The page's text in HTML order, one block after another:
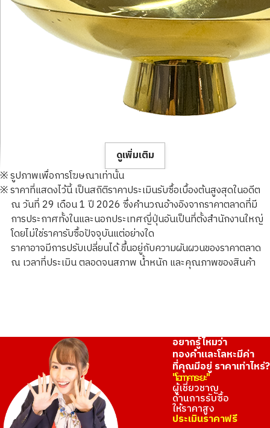
24K gold cup
188.5g
ราคารับซื้ออ้างอิง
ดูเพิ่มเติม
※ รูปภาพเพื่อการโฆษณาเท่านั้น
※ ราคาที่แสดงไว้นี้ เป็นสถิติราคาประเมินรับซื้อเบื้องต้นสูงสุดในอดีต
ณ วันที่ 29 เดือน 1 ปี 2026 ซึ่งคำนวณอ้างอิงจากราคาตลาดที่มี
การประกาศทั้งในและนอกประเทศญี่ปุ่นอันเป็นที่ตั้งสำนักงานใหญ่
โดยไม่ใช่ราคารับซื้อปัจจุบันแต่อย่างใด
ราคาอาจมีการปรับเปลี่ยนได้ ขึ้นอยู่กับความผันผวนของราคาตลาด
ณ เวลาที่ประเมิน ตลอดจนสภาพ น้ำหนัก และคุณภาพของสินค้า
อยากรู้ไหมว่า
ทองคำและโลหะมีค่า
ที่คุณมีอยู่ ราคาเท่าไหร่?
"โอทาคาระยะ"
ผู้เชี่ยวชาญ
ด้านการรับซื้อ
ให้ราคาสูง
ประเมินราคาฟรี